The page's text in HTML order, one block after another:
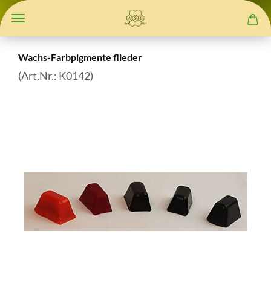
Wachs-Farbpigmente flieder
(Art.Nr.: K0142)